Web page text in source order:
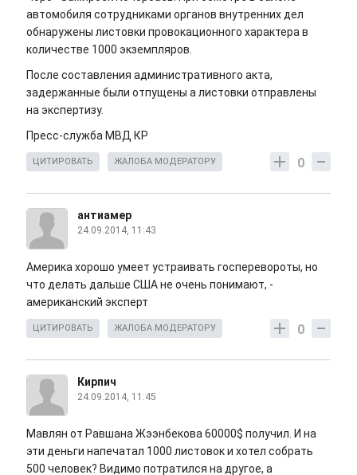
автомобиля сотрудниками органов внутренних дел
обнаружены листовки провокационного характера в
количестве 1000 экземпляров.
После составления административного акта,
задержанные были отпущены а листовки отправлены
на экспертизу.
Пресс-служба МВД КР
0
ЦИТИРОВАТЬ ЖАЛОБА МОДЕРАТОРУ
антиамер
24.09.2014, 11:43
Америка хорошо умеет устраивать госперевороты, но
что делать дальше США не очень понимают, -
американский эксперт
0
ЦИТИРОВАТЬ ЖАЛОБА МОДЕРАТОРУ
Кирпич
24.09.2014, 11:45
Мавлян от Равшана Жээнбекова 60000$ получил. И на
эти деньги напечатал 1000 листовок и хотел собрать
500 человек? Видимо потратился на другое, а